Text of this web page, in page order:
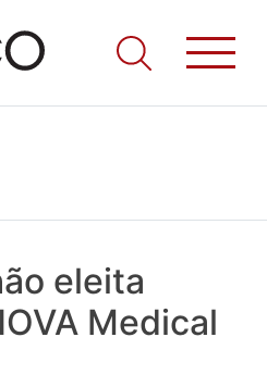
os Médicos. Onde as notícias
se passa na Saúde!
eleita
Medical